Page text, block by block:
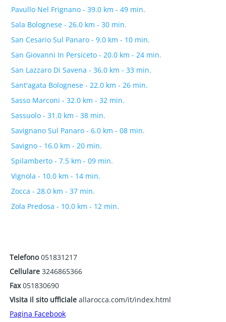
Pavullo Nel Frignano - 39.0 km - 49 min.
Sala Bolognese - 26.0 km - 30 min.
San Cesario Sul Panaro - 9.0 km - 10 min.
San Giovanni In Persiceto - 20.0 km - 24 min.
San Lazzaro Di Savena - 36.0 km - 33 min.
Sant'agata Bolognese - 22.0 km - 26 min.
Sasso Marconi - 32.0 km - 32 min.
Sassuolo - 31.0 km - 38 min.
Savignano Sul Panaro - 6.0 km - 08 min.
Savigno - 16.0 km - 20 min.
Spilamberto - 7.5 km - 09 min.
Vignola - 10.0 km - 14 min.
Zocca - 28.0 km - 37 min.
Zola Predosa - 10.0 km - 12 min.
Telefono051831217
Cellulare 3246865366
Fax051830690
Visita il sito ufficiale allarocca.com/it/index.html
Pagina Facebook